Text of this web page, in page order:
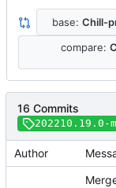
base: Chill-
compare:
16 Commits
202210.19.0-
Author